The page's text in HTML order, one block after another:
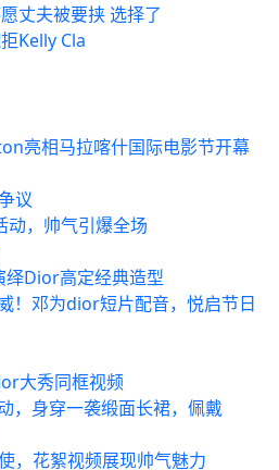
丈夫被要挟 选择了
Kelly Cla
亮相马拉喀什国际电影节开幕
议
，帅气引爆全场
绎Dior高定经典造型
！邓为dior短片配音，悦启节日
大秀同框视频
，身穿一袭缎面长裙，佩戴
，花絮视频展现帅气魅力